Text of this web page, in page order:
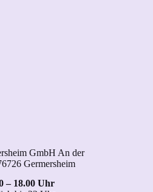
GmbH An der
Germersheim
– 18.00 Uhr